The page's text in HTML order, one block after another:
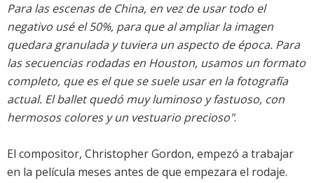
Para las escenas de China, en vez de usar todo el
negativo usé el 50%, para que al ampliar la imagen
quedara granulada y tuviera un aspecto de época. Para
las secuencias rodadas en Houston, usamos un formato
completo, que es el que se suele usar en la fotografía
actual. El ballet quedó muy luminoso y fastuoso, con
hermosos colores y un vestuario precioso".
El compositor, Christopher Gordon, empezó a trabajar
en la película meses antes de que empezara el rodaje.